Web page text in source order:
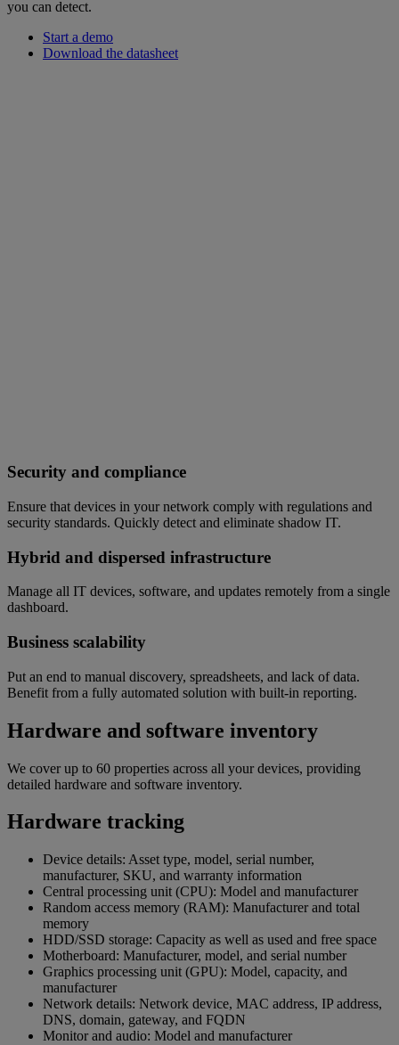
you can detect.
Start a demo
Download the datasheet
Security and compliance
Ensure that devices in your network comply with regulations and
security standards. Quickly detect and eliminate shadow IT.
Hybrid and dispersed infrastructure
Manage all IT devices, software, and updates remotely from a single
dashboard.
Business scalability
Put an end to manual discovery, spreadsheets, and lack of data.
Benefit from a fully automated solution with built-in reporting.
Hardware and software inventory
We cover up to 60 properties across all your devices, providing
detailed hardware and software inventory.
Hardware tracking
Device details: Asset type, model, serial number,
manufacturer, SKU, and warranty information
Central processing unit (CPU): Model and manufacturer
Random access memory (RAM): Manufacturer and total
memory
HDD/SSD storage: Capacity as well as used and free space
Motherboard: Manufacturer, model, and serial number
Graphics processing unit (GPU): Model, capacity, and
manufacturer
Network details: Network device, MAC address, IP address,
DNS, domain, gateway, and FQDN
Monitor and audio: Model and manufacturer